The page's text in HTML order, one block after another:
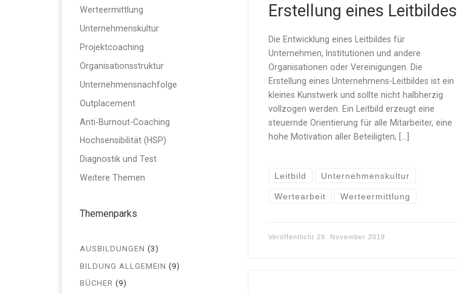
Erstellung eines Leitbildes
Die Entwicklung eines Leitbildes für
Unternehmen, Institutionen und andere
Organisationen oder Vereinigungen. Die
Erstellung eines Unternehmens-Leitbildes ist ein
kleines Kunstwerk und sollte nicht halbherzig
vollzogen werden. Ein Leitbild erzeugt eine
steuernde Orientierung für alle Mitarbeiter, eine
hohe Motivation aller Beteiligten, […]
Leitbild Unternehmenskultur
Wertearbeit Werteermittlung
Veröffentlicht 29. November 2019
Werteermittlung
Unternehmenskultur
Projektcoaching
Organisationsstruktur
Unternehmensnachfolge
Outplacement
Anti-Burnout-Coaching
Hochsensibilität (HSP)
Diagnostik und Test
Weitere Themen
Themenparks
AUSBILDUNGEN (3)
BILDUNG ALLGEMEIN (9)
BÜCHER (9)